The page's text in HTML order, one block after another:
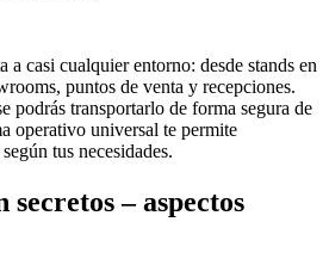
a casi cualquier entorno: desde stands en
puntos de venta y recepciones.
podrás transportarlo de forma segura de
operativo universal te permite
tus necesidades.
– aspectos